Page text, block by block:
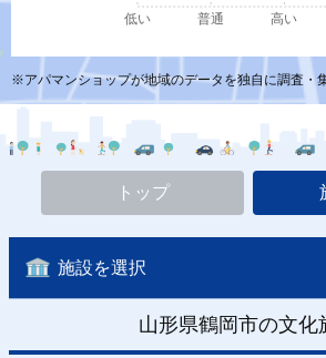
低い 普通 高い
※アパマンショップが地域のデータを独自に調査・
トップ
施設を選択
山形県鶴岡市の文化